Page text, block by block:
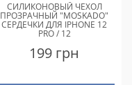
СИЛИКОНОВЫЙ ЧЕХОЛ
ПРОЗРАЧНЫЙ "MOSKADO"
СЕРДЕЧКИ ДЛЯ IPHONE 12
PRO / 12
199 грн